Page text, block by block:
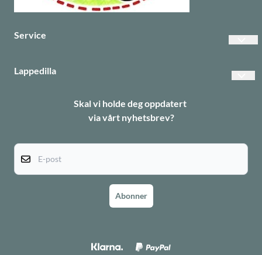
Service
Informasjonskapsler
Lappedilla
Skal vi holde deg oppdatert
via vårt nyhetsbrev?
Abonner